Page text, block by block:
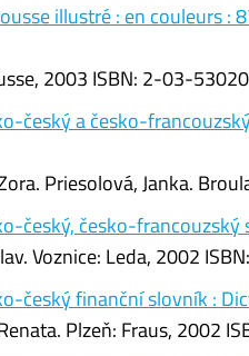
illustré : en couleurs :
2003 ISBN: 2-03-
český a česko-
Priesolová, Janka.
český, česko-
Voznice: Leda, 2002
český finanční slovník :
Plzeň: Fraus, 2002